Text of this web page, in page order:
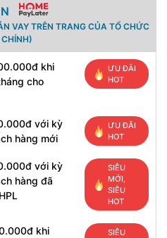
VAY TRÊN TRANG CỦA TỔ CHỨC
khi
cho
ƯU ĐÃI
HOT
với kỳ
hàng mới
ƯU ĐÃI
HOT
với kỳ
hàng đã
SIÊU
MỚI,
SIÊU
HOT
khi
SIÊU